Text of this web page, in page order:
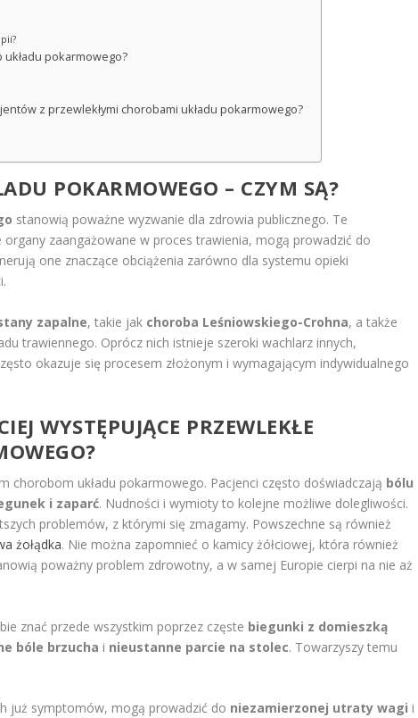
układu pokarmowego?
z przewlekłymi chorobami układu pokarmowego?
POKARMOWEGO – CZYM SĄ?
stanowią poważne wyzwanie dla zdrowia publicznego. Te
zaangażowane w proces trawienia, mogą prowadzić do
one znaczące obciążenia zarówno dla systemu opieki
zapalne, takie jak choroba Leśniowskiego-Crohna, a także
trawiennego. Oprócz nich istnieje szeroki wachlarz innych,
okazuje się procesem złożonym i wymagającym indywidualnego
WYSTĘPUJĄCE PRZEWLEKŁE
chorobom układu pokarmowego. Pacjenci często doświadczają bólu
i zaparć. Nudności i wymioty to kolejne możliwe dolegliwości.
problemów, z którymi się zmagamy. Powszechne są również
żołądka. Nie można zapomnieć o kamicy żółciowej, która również
poważny problem zdrowotny, a w samej Europie cierpi na nie aż
znać przede wszystkim poprzez częste biegunki z domieszką
bóle brzucha i nieustanne parcie na stolec. Towarzyszy temu
już symptomów, mogą prowadzić do niezamierzonej utraty wagi i